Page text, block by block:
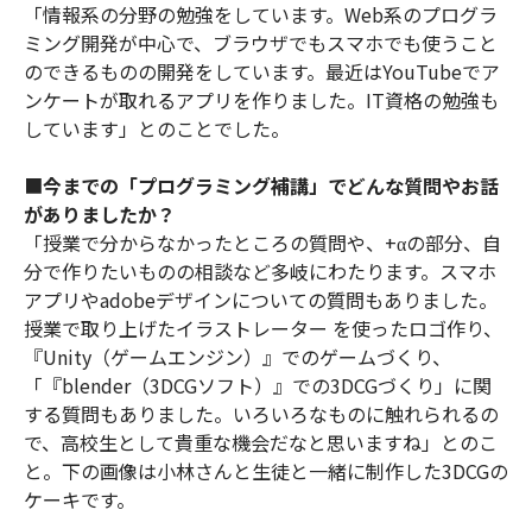
「情報系の分野の勉強をしています。Web系のプログラ
ミング開発が中心で、ブラウザでもスマホでも使うこと
のできるものの開発をしています。最近はYouTubeでア
ンケートが取れるアプリを作りました。IT資格の勉強も
しています」とのことでした。
■今までの「プログラミング補講」でどんな質問やお話
がありましたか？
「授業で分からなかったところの質問や、+αの部分、自
分で作りたいものの相談など多岐にわたります。スマホ
アプリやadobeデザインについての質問もありました。
授業で取り上げたイラストレーター を使ったロゴ作り、
『Unity（ゲームエンジン）』でのゲームづくり、
「『blender（3DCGソフト）』での3DCGづくり」に関
する質問もありました。いろいろなものに触れられるの
で、高校生として貴重な機会だなと思いますね」とのこ
と。下の画像は小林さんと生徒と一緒に制作した3DCGの
ケーキです。